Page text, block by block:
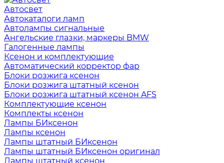
Автосвет
Автокаталоги ламп
Автолампы сигнальные
Ангельские глазки, маркеры BMW
Галогенные лампы
Ксенон и комплектующие
Автоматический корректор фар
Блоки розжига ксенон
Блоки розжига штатный ксенон
Блоки розжига штатный ксенон AFS
Комплектующие ксенон
Комплекты ксенон
Лампы БИксенон
Лампы ксенон
Лампы штатный БИксенон
Лампы штатный БИксенон оригинал
Лампы штатный ксенон